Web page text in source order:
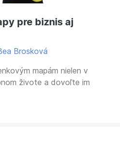
pre biznis aj
Brosková
mapám nielen v
živote a dovoľte im